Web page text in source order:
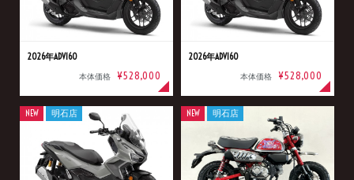
2026年ADV160
本体価格 ¥528,000
2026年ADV160
本体価格 ¥528,000
NEW 明石店 NEW 明石店